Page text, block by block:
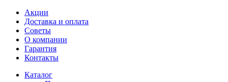
Акции
Доставка и оплата
Советы
О компании
Гарантия
Контакты
Каталог